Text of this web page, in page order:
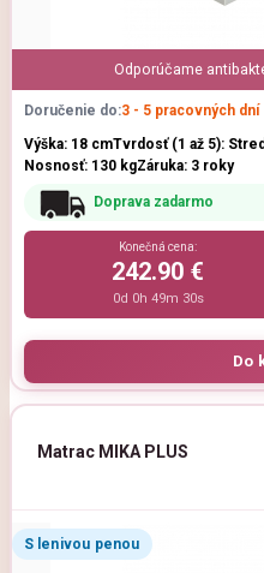
Odporúčame
Doručenie do:3 - 5 pracovných dní
Výška: 18 cmTvrdosť (1 až 5):
Nosnosť: 130 kgZáruka: 3 roky
Doprava zadarmo
Konečná cena:
242.90 €
0d 0h 49m 29s
Matrac MIKA PLUS
S lenivou penou